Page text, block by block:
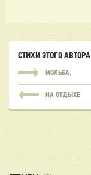
СТИХИ ЭТОГО АВТОРА
МОЛЬБА.
НА ОТДЫХЕ